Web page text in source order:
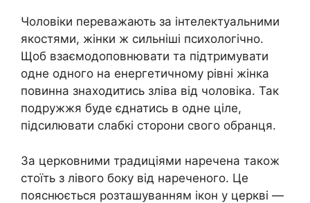
Чоловіки переважають за інтелектуальними
якостями, жінки ж сильніші психологічно.
Щоб взаємодоповнювати та підтримувати
одне одного на енергетичному рівні жінка
повинна знаходитись зліва від чоловіка. Так
подружжя буде єднатись в одне ціле,
підсилювати слабкі сторони свого обранця.
За церковними традиціями наречена також
стоїть з лівого боку від нареченого. Це
пояснюється розташуванням ікон у церкві —